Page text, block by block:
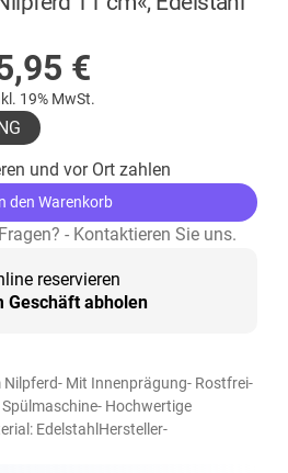
€
19% MwSt.
und vor Ort zahlen
den Warenkorb
- Kontaktieren Sie uns.
reservieren
Geschäft abholen
Mit Innenprägung- Rostfrei-
Hochwertige
EdelstahlHersteller-